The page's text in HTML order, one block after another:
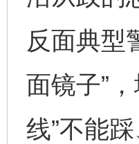
反面典型
面镜子”
线”不能